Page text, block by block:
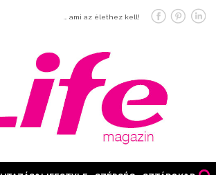
… ami az élethez kell!